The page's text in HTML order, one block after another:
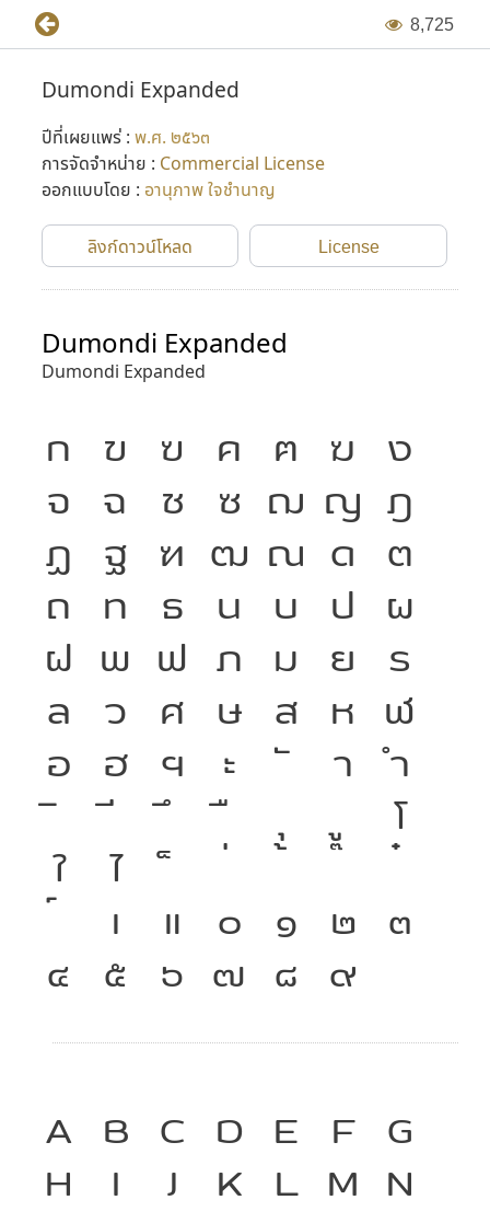
8,725
Dumondi Expanded
ปีที่เผยแพร่ : พ.ศ. ๒๕๖๓
การจัดจำหน่าย : Commercial License
ออกแบบโดย : อานุภาพ ใจชำนาญ
ลิงก์ดาวน์โหลด License
Dumondi Expanded
Dumondi Expanded
ก ข ฃ ค ฅ ฆ
ง
จ
ฉ ช ซ ฌ ญ
ฎ
ฏ
ฐ ฑ ฒ ณ ด
ต
ถ
ท ธ น บ ป
ผ
ฝ
พ ฟ ภ ม ย
ร
ล
ว ศ ษ ส ห
ฬ
อ
ฮ ฯ ะ า
ำ
โ
ใ
ไ
เ
แ ๐ ๑ ๒
๓
๔
๕ ๖ ๗ ๘ ๙
A B C D E F
G
H
I J K L M
N